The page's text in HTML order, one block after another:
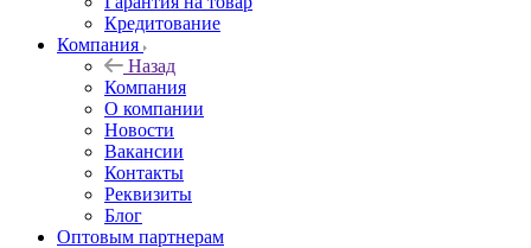
Кредитование
Компания
Назад
Компания
О компании
Новости
Вакансии
Контакты
Реквизиты
Блог
Оптовым партнерам